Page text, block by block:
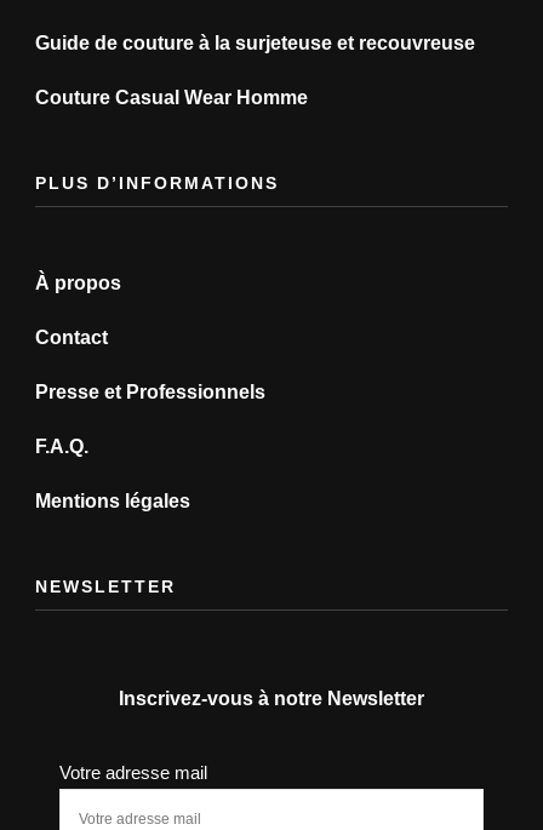
Guide de couture à la surjeteuse et recouvreuse
Couture Casual Wear Homme
PLUS D’INFORMATIONS
À propos
Contact
Presse et Professionnels
F.A.Q.
Mentions légales
NEWSLETTER
Inscrivez-vous à notre Newsletter
Votre adresse mail